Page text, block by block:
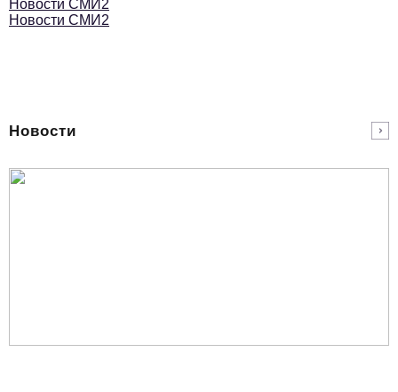
reklama@business-magazine.online
Новости СМИ2
Новости СМИ2
Новости